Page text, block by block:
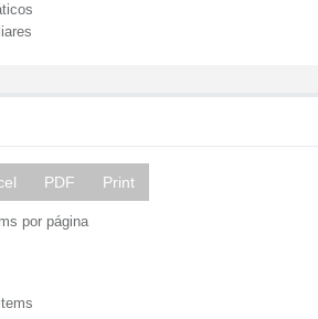
PDF Print
por página